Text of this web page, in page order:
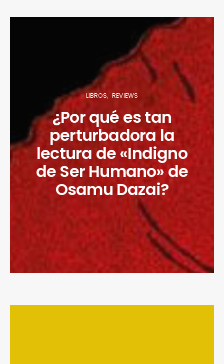
LIBROS REVIEWS
¿Por qué es tan
perturbadora la
lectura de «Indigno
de Ser Humano» de
Osamu Dazai?